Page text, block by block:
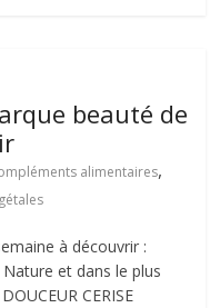
beauté de
alimentaires,
à découvrir :
et dans le plus
CERISE